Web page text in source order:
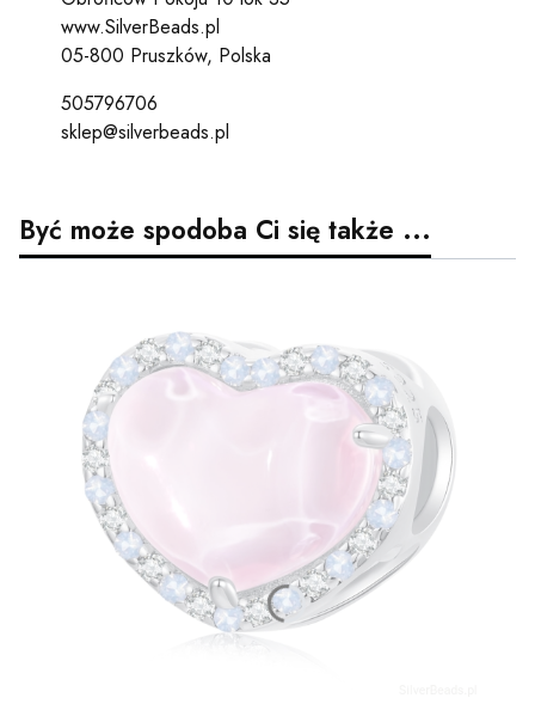
www.SilverBeads.pl
05-800 Pruszków, Polska
505796706
sklep@silverbeads.pl
Być może spodoba Ci się także ...